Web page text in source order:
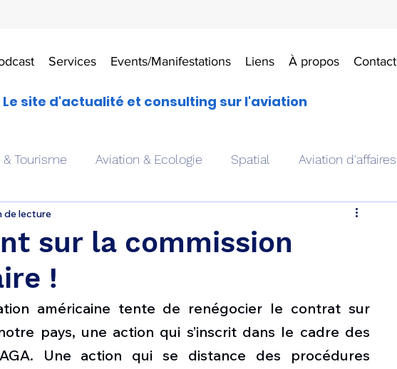
Services Events/Manifestations Liens À propos Contact
Le site d'actualité et consulting sur l'aviation
Tourisme Aviation & Ecologie Spatial Aviation d'affaires
aériens Art & Aviation
& pilotage
sol-air DSA Amphibie Drones Composante ESPACE
sur la commission
!
de lecture
américaine tente de renégocier le contrat sur
pays, une action qui s’inscrit dans le cadre des
Une action qui se distance des procédures